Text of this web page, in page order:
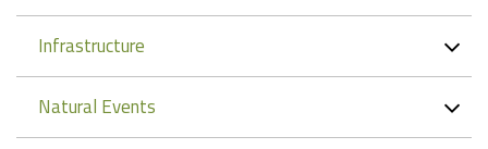
Infrastructure
Natural Events